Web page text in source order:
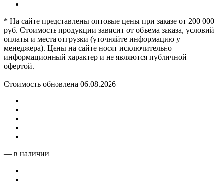
* На сайте представлены оптовые цены при заказе от 200 000
руб. Стоимость продукции зависит от объема заказа, условий
оплаты и места отгрузки (уточняйте информацию у
менеджера). Цены на сайте носят исключительно
информационный характер и не являются публичной
офертой.
Стоимость обновлена 06.08.2026
— в наличии